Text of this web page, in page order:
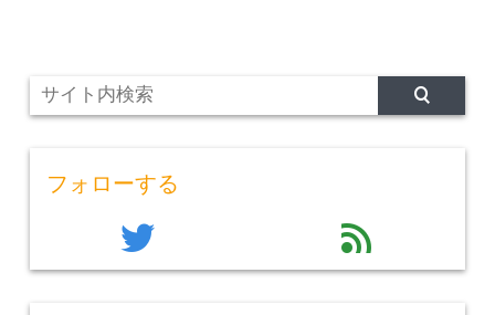
フォローする
twitter feed